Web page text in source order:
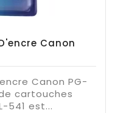
Canon
Canon PG-
cartouches
541 est...